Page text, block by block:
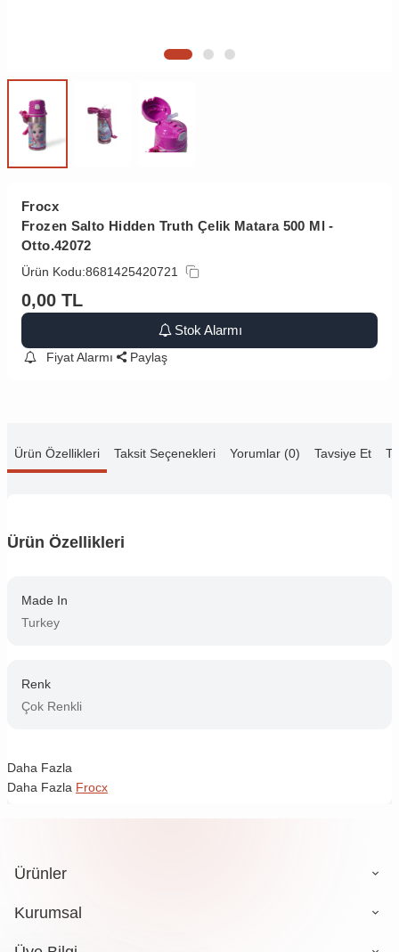
Frocx
Frozen Salto Hidden Truth Çelik Matara 500 Ml -
Otto.42072
Ürün Kodu:8681425420721
0,00 TL
Stok Alarmı
Fiyat Alarmı Paylaş
Ürün Özellikleri Taksit Seçenekleri Yorumlar (0) Tavsiye Et
Ürün Özellikleri
Made In
Turkey
Renk
Çok Renkli
Daha Fazla
Daha Fazla Frocx
Ürünler
Kurumsal